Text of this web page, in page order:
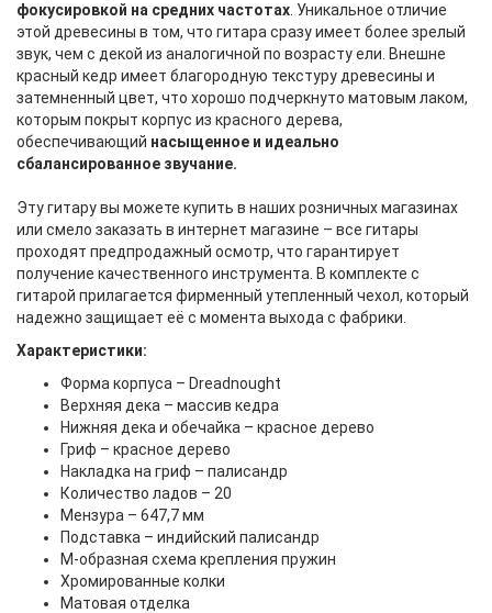
фокусировкой на средних частотах . Уникальное отличие
этой древесины в том, что гитара сразу имеет более зрелый
звук, чем с декой из аналогичной по возрасту ели. Внешне
красный кедр имеет благородную текстуру древесины и
затемненный цвет, что хорошо подчеркнуто матовым лаком,
которым покрыт корпус из красного дерева,
обеспечивающий насыщенное и идеально
сбалансированное звучание.
Эту гитару вы можете купить в наших розничных магазинах
или смело заказать в интернет магазине – все гитары
проходят предпродажный осмотр, что гарантирует
получение качественного инструмента. В комплекте с
гитарой прилагается фирменный утепленный чехол, который
надежно защищает её с момента выхода с фабрики.
Характеристики:
Форма корпуса – Dreadnought
Верхняя дека – массив кедра
Нижняя дека и обечайка – красное дерево
Гриф – красное дерево
Накладка на гриф – палисандр
Количество ладов – 20
Мензура – 647,7 мм
Подставка – индийский палисандр
M-образная схема крепления пружин
Хромированные колки
Матовая отделка